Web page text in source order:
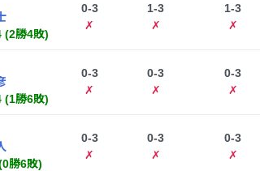
(2勝4敗)
0-3
✗
1-3
✗
1-3
✗
(1勝6敗)
0-3
✗
0-3
✗
0-3
✗
勝6敗)
0-3
✗
0-3
✗
0-3
✗